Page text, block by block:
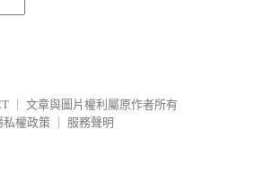
文章與圖片權利屬原作者所有
私權政策
服務聲明